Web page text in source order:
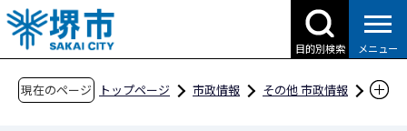
こ
の
ペ
目的別検索 メニュー
現在のページ トップページ 市政情報
その他 市政情報